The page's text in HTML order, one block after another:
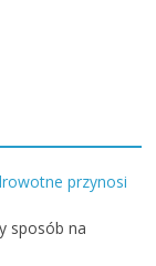
przynosi
sposób na